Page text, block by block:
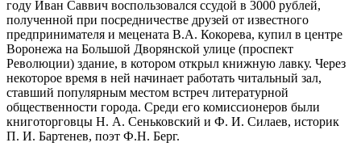
году Иван Саввич воспользовался ссудой в 3000 рублей,
полученной при посредничестве друзей от известного
предпринимателя и мецената В.А. Кокорева, купил в центре
Воронежа на Большой Дворянской улице (проспект
Революции) здание, в котором открыл книжную лавку. Через
некоторое время в ней начинает работать читальный зал,
ставший популярным местом встреч литературной
общественности города. Среди его комиссионеров были
книготорговцы Н. А. Сеньковский и Ф. И. Силаев, историк
П. И. Бартенев, поэт Ф.Н. Берг.